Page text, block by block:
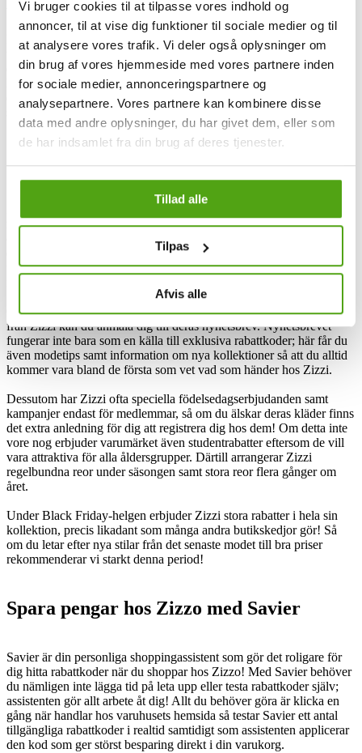
Vi bruger cookies til at tilpasse vores indhold og
annoncer, til at vise dig funktioner til sociale medier og til
at analysere vores trafik. Vi deler også oplysninger om
din brug af vores hjemmeside med vores partnere inden
for sociale medier, annonceringspartnere og
analysepartnere. Vores partnere kan kombinere disse
data med andre oplysninger, du har givet dem, eller som
de har indsamlet fra din brug af deres tjenester.
Tillad alle
Tilpas
Afvis alle
vägledning du behöver.
På Zizzi handlar det inte bara om kläderna – det handlar om hela
upplevelsen. Deras önskan är att ge dig en inspirerande shoppingtur
eller online-session kombinerat med förstklassig personlig service.
Du kan se fram emot att utforska det stora urvalet tillsammans med
deras vänliga personal – de är alltid redo att hjälpa dig precis som de
själva vill.
Zizzi och rabattkoder
rabattkoder och erbjudanden som varumärket regelbundet kör både
online och i sina fysiska butiker. Du kan vanligtvis hitta erbjudanden
där du får en procentuell rabatt, volymrabatter eller specialpriser på
utvalda varor – allt för att säkerställa att du kan köpa deras
Om du vill hålla dig uppdaterad om alla de senaste erbjudandena
från Zizzi kan du anmäla dig till deras nyhetsbrev. Nyhetsbrevet
fungerar inte bara som en källa till exklusiva rabattkoder; här får du
även modetips samt information om nya kollektioner så att du alltid
kommer vara bland de första som vet vad som händer hos Zizzi.
Dessutom har Zizzi ofta speciella födelsedagserbjudanden samt
kampanjer endast för medlemmar, så om du älskar deras kläder finns
det extra anledning för dig att registrera dig hos dem! Om detta inte
vore nog erbjuder varumärket även studentrabatter eftersom de vill
vara attraktiva för alla åldersgrupper. Därtill arrangerar Zizzi
regelbundna reor under säsongen samt stora reor flera gånger om
året.
Under Black Friday-helgen erbjuder Zizzi stora rabatter i hela sin
kollektion, precis likadant som många andra butikskedjor gör! Så
om du letar efter nya stilar från det senaste modet till bra priser
rekommenderar vi starkt denna period!
Spara pengar hos Zizzo med Savier
Savier är din personliga shoppingassistent som gör det roligare för
dig hitta rabattkoder när du shoppar hos Zizzo! Med Savier behöver
du nämligen inte lägga tid på leta upp eller testa rabattkoder själv;
assistenten gör allt arbete åt dig! Allt du behöver göra är klicka en
gång när handlar hos varuhusets hemsida så testar Savier ett antal
tillgängliga rabattkoder i realtid samtidigt som assistenten applicerar
den kod som ger störst besparing direkt i din varukorg.